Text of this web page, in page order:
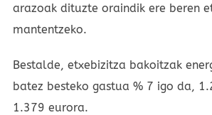
arazoak dituzte oraindik ere beren
mantentzeko.
Bestalde, etxebizitza bakoitzak
batez besteko gastua % 7 igo da,
1.379 eurora.